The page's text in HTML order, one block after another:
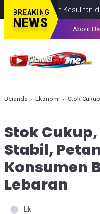
BREAKING
NEWS
Lewat Kesulitan dan
About Us
Beranda Ekonomi Stok Cukup,
Stok
Stabil,
Konsumen
Lebaran
Lk